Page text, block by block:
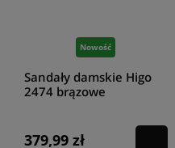
Nowość
Sandały damskie Higo
2474 brązowe
379,99 zł